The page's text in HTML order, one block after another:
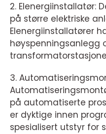
2. Elenergiinstallatør:
på større elektriske
Elenergiinstallatører
høyspenningsanlegg
3.
på automatiserte
er dyktige innen
spesialisert utstyr for